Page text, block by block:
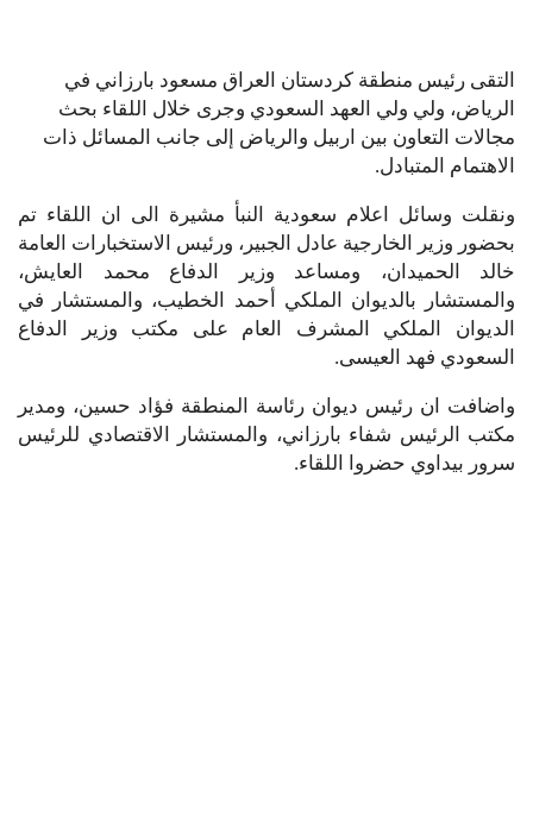
التقى رئيس منطقة كردستان العراق مسعود بارزاني في
الرياض، ولي ولي العهد السعودي وجرى خلال اللقاء بحث
مجالات التعاون بين اربيل والرياض إلى جانب المسائل ذات
الاهتمام المتبادل.
ونقلت وسائل اعلام سعودية النبأ مشيرة الى ان اللقاء تم
بحضور وزير الخارجية عادل الجبير، ورئيس الاستخبارات العامة
خالد الحميدان، ومساعد وزير الدفاع محمد العايش،
والمستشار بالديوان الملكي أحمد الخطيب، والمستشار في
الديوان الملكي المشرف العام على مكتب وزير الدفاع
السعودي فهد العيسى.
واضافت ان رئيس ديوان رئاسة المنطقة فؤاد حسين، ومدير
مكتب الرئيس شفاء بارزاني، والمستشار الاقتصادي للرئيس
سرور بيداوي حضروا اللقاء.